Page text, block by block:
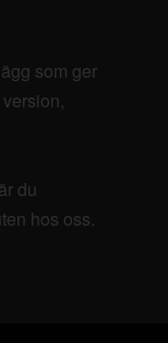
som ger
du
hos oss.